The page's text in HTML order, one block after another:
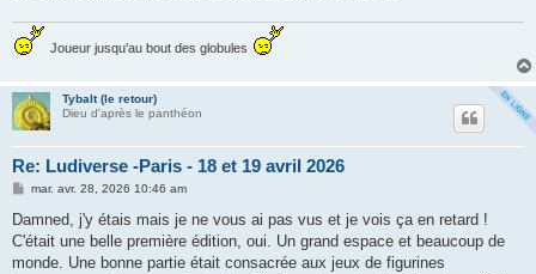
Joueur jusqu'au bout des globules
Tybalt (le retour)
Dieu d'après le panthéon
Re: Ludiverse -Paris - 18 et 19 avril 2026
M
s
a
g
mar. avr. 28, 2026 10:46 am
Damned, j'y étais mais je ne vous ai pas vus et je vois ça en retard !
C'était une belle première édition, oui. Un grand espace et beaucoup de
monde. Une bonne partie était consacrée aux jeux de figurines